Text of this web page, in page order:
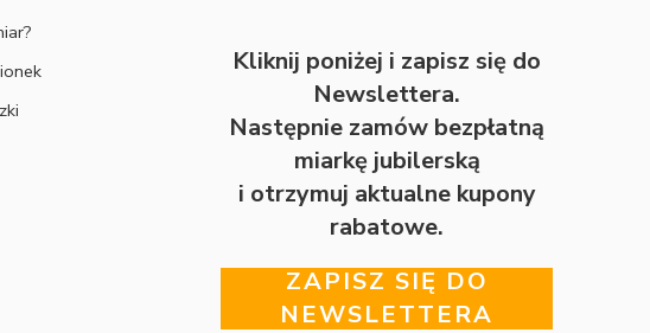
Kliknij poniżej i zapisz się do
Newslettera.
Następnie zamów bezpłatną
miarkę jubilerską
i otrzymuj aktualne kupony
rabatowe.
ZAPISZ SIĘ DO
NEWSLETTERA